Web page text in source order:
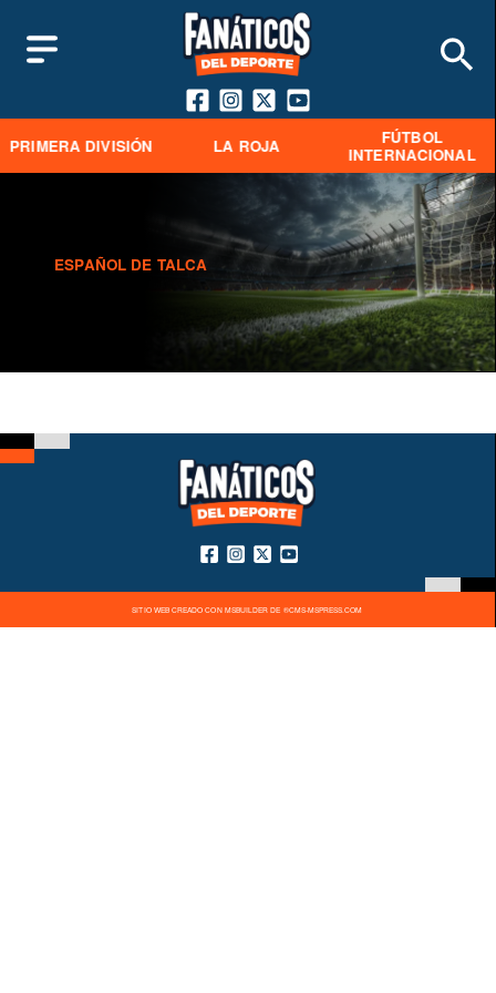
PRIMERA DIVISIÓN LA ROJA
FÚTBOL
INTERNACIONAL
ESPAÑOL DE TALCA
SITIO WEB CREADO CON MSBUILDER DE ®CMS-MSPRESS.COM